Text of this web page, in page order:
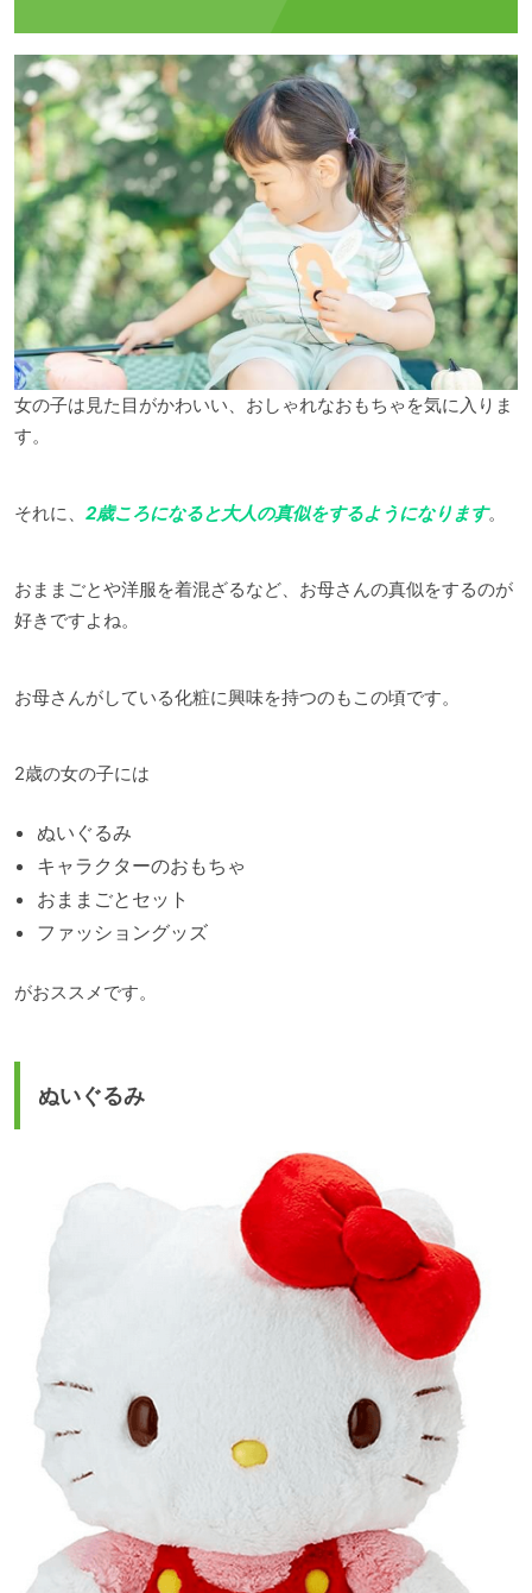
女の子は見た目がかわいい、おしゃれなおもちゃを気に入りま
す。
それに、 2歳ころになると大人の真似をするようになります。
おままごとや洋服を着混ざるなど、お母さんの真似をするのが
好きですよね。
お母さんがしている化粧に興味を持つのもこの頃です。
2歳の女の子には
ぬいぐるみ
キャラクターのおもちゃ
おままごとセット
ファッショングッズ
がおススメです。
ぬいぐるみ